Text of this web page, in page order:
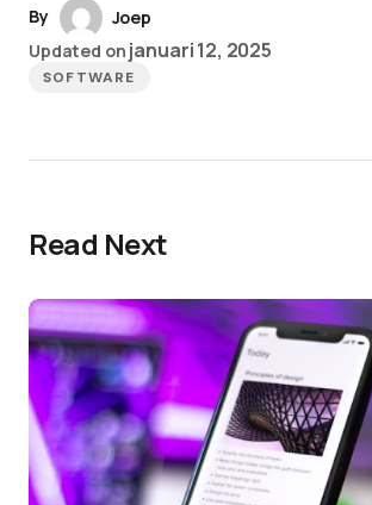
By
Joep
Updated on januari 12, 2025
SOFTWARE
Read Next